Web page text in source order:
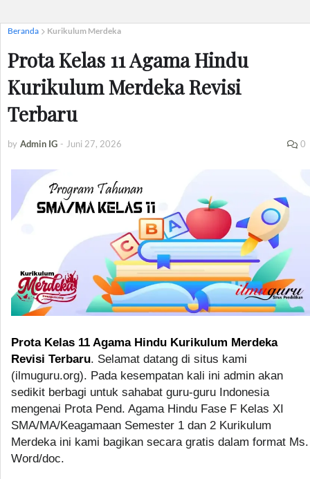
Beranda Kurikulum Merdeka
Prota Kelas 11 Agama Hindu
Kurikulum Merdeka Revisi
Terbaru
by Admin IG - Juni 27, 2026 0
Prota Kelas 11 Agama Hindu Kurikulum Merdeka
Revisi Terbaru. Selamat datang di situs kami
(ilmuguru.org). Pada kesempatan kali ini admin akan
sedikit berbagi untuk sahabat guru-guru Indonesia
mengenai Prota Pend. Agama Hindu Fase F Kelas XI
SMA/MA/Keagamaan Semester 1 dan 2 Kurikulum
Merdeka ini kami bagikan secara gratis dalam format Ms.
Word/doc.